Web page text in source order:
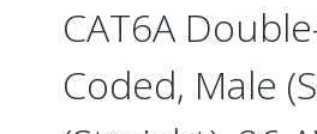
CAT6A
Coded, Male